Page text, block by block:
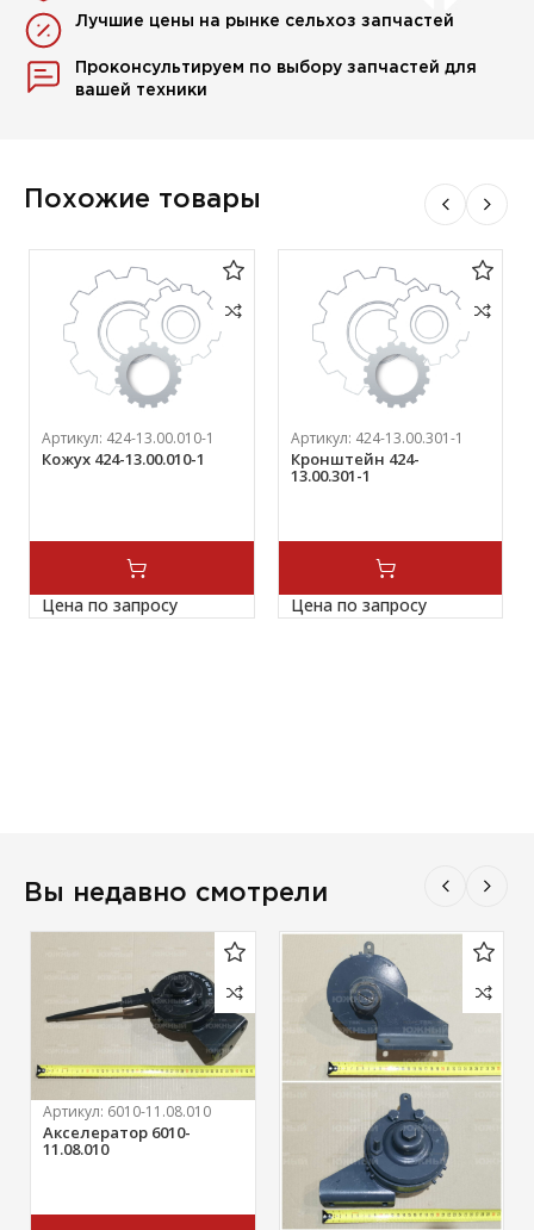
Лучшие цены на рынке сельхоз запчастей
Проконсультируем по выбору запчастей для
вашей техники
Похожие товары
Артикул: 424-13.00.010-1
Кожух 424-13.00.010-1
Цена по запросу
Артикул: 424-13.00.301-1
Кронштейн 424-
13.00.301-1
Цена по запросу
Вы недавно смотрели
Артикул: 6010-11.08.010
Акселератор 6010-
11.08.010